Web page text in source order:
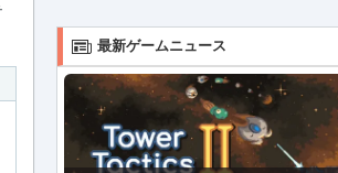
最新ゲームニュース